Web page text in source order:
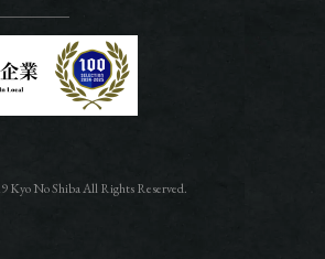
Kyo No Shiba All Rights Reserved.